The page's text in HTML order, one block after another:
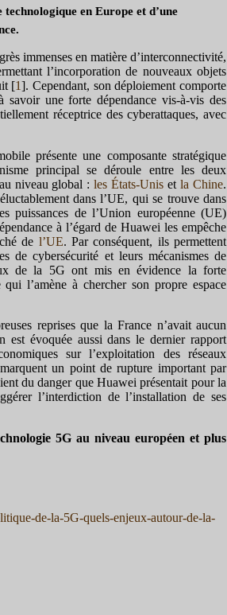
en Europe et d’une
immenses en matière d’interconnectivité,
l’incorporation de nouveaux objets
[1]. Cependant, son déploiement comporte
savoir une forte dépendance vis-à-vis des
réceptrice des cyberattaques, avec
présente une composante stratégique
principal se déroule entre les deux
au niveau global :les États-Unis etla Chine.
dans l’UE, qui se trouve dans
puissances de l’Union européenne (UE)
à l’égard de Huawei les empêche
de l’UE. Par conséquent, ils permettent
de cybersécurité et leurs mécanismes de
de la 5G ont mis en évidence la forte
l’amène à chercher son propre espace
reprises que la France n’avait aucun
est évoquée aussi dans le dernier rapport
sur l’exploitation des réseaux
un point de rupture important par
du danger que Huawei présentait pour la
l’interdiction de l’installation de ses
5G au niveau européen et plus
de-la-5G-quels-enjeux-autour-de-la-